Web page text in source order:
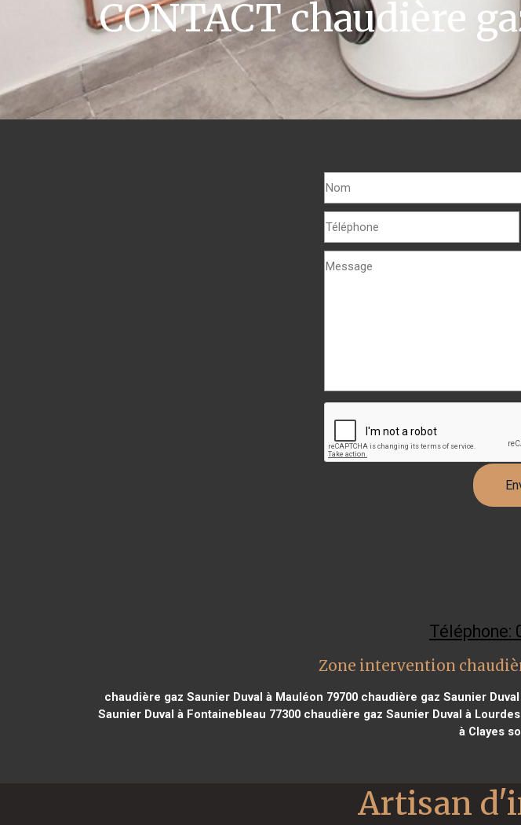
CONTACT chaudière
Téléphone:
Zone intervention
chaudière gaz Saunier Duval à Mauléon 79700 chaudière gaz Saunier
Saunier Duval à Fontainebleau 77300chaudière gaz Saunier Duval à Lourdes
à Clayes
Artisan